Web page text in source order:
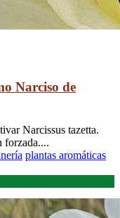
Narciso de
Narcissus tazetta.
forzada....
plantas aromáticas